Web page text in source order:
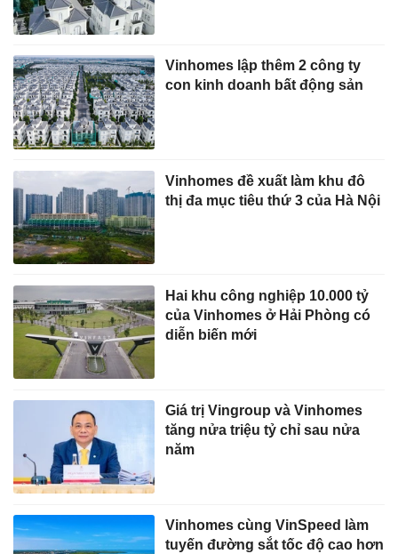
Vinhomes lập thêm 2 công ty
con kinh doanh bất động sản
Vinhomes đề xuất làm khu đô
thị đa mục tiêu thứ 3 của Hà Nội
Hai khu công nghiệp 10.000 tỷ
của Vinhomes ở Hải Phòng có
diễn biến mới
Giá trị Vingroup và Vinhomes
tăng nửa triệu tỷ chỉ sau nửa
năm
Vinhomes cùng VinSpeed làm
tuyến đường sắt tốc độ cao hơn